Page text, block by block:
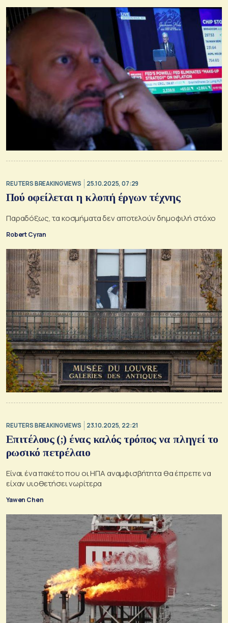
REUTERS BREAKINGVIEWS 25.10.2025, 07:29
Πού οφείλεται η κλοπή έργων τέχνης
Παραδόξως, τα κοσμήματα δεν αποτελούν δημοφιλή στόχο
Robert Cyran
REUTERS BREAKINGVIEWS 23.10.2025, 22:21
Επιτέλους (;) ένας καλός τρόπος να πληγεί το
ρωσικό πετρέλαιο
Είναι ένα πακέτο που οι ΗΠΑ αναμφισβήτητα θα έπρεπε να
είχαν υιοθετήσει νωρίτερα
Yawen Chen